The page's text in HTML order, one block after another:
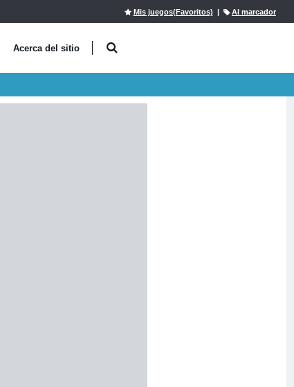
Mis juegos(Favoritos) | Al marcador
Acerca del sitio